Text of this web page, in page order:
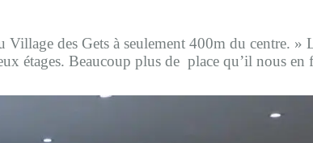
Village des Gets à seulement 400m du centre.
étages. Beaucoup plus de place qu’il nous en